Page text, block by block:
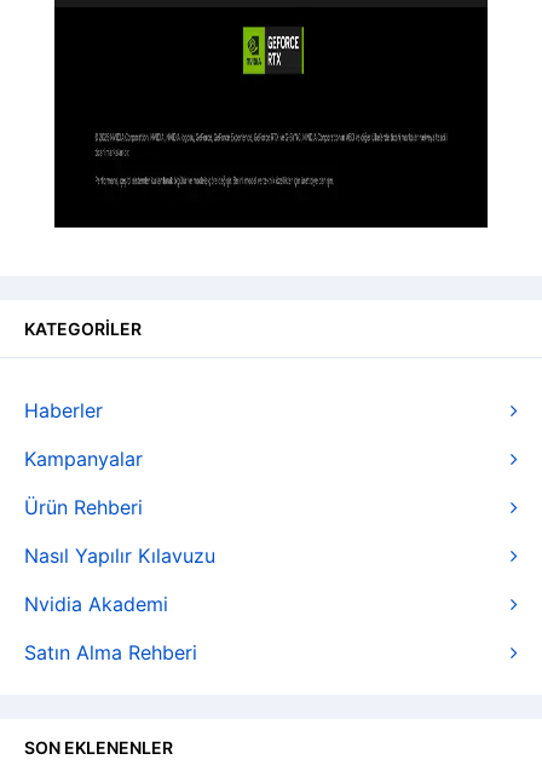
KATEGORİLER
Haberler
Kampanyalar
Ürün Rehberi
Nasıl Yapılır Kılavuzu
Nvidia Akademi
Satın Alma Rehberi
SON EKLENENLER